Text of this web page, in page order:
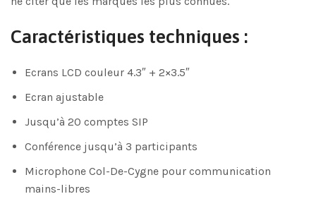
Caractéristiques techniques :
Ecrans LCD couleur 4.3″ + 2×3.5″
Ecran ajustable
Jusqu’à 20 comptes SIP
Conférence jusqu’à 3 participants
Microphone Col-De-Cygne pour communication
mains-libres